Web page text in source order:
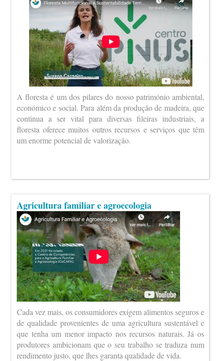
A floresta é um dos pilares do nosso património ambiental,
económico e social. Para além da produção de madeira, que
continua a ser vital para diversas fileiras industriais, a
floresta oferece muitos outros recursos e serviços que têm
um enorme potencial de valorização.
Agricultura familiar e agroecologia
Cada vez mais, os consumidores exigem alimentos seguros e
de qualidade provenientes de uma agricultura sustentável e
que tenha um menor impacto nos recursos naturais. Já os
produtores ambicionam que o seu trabalho se traduza num
rendimento justo, que lhes garanta qualidade de vida.